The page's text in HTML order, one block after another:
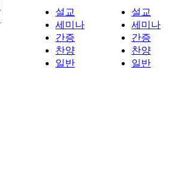
설교
세미나
간증
찬양
일반
설교
세미나
간증
찬양
일반